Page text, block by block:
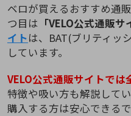
ベロが買えるおすすめ通
つ目は 「VELO公式通販サ
イトは、BAT(ブリティッ
しています。
VELO公式通販サイトでは
特徴や吸い方も解説して
購入する方は安心できるで